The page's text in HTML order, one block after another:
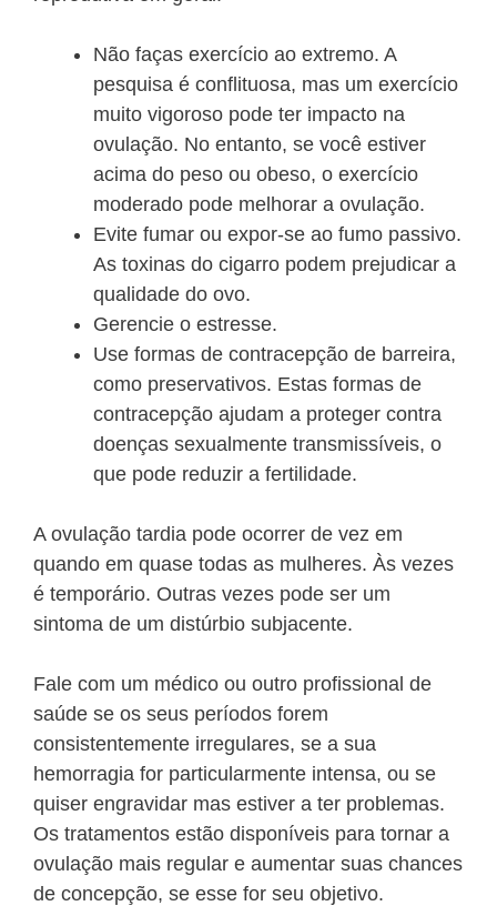
Não faças exercício ao extremo. A
pesquisa é conflituosa, mas um exercício
muito vigoroso pode ter impacto na
ovulação. No entanto, se você estiver
acima do peso ou obeso, o exercício
moderado pode melhorar a ovulação.
Evite fumar ou expor-se ao fumo passivo.
As toxinas do cigarro podem prejudicar a
qualidade do ovo.
Gerencie o estresse.
Use formas de contracepção de barreira,
como preservativos. Estas formas de
contracepção ajudam a proteger contra
doenças sexualmente transmissíveis, o
que pode reduzir a fertilidade.
A ovulação tardia pode ocorrer de vez em
quando em quase todas as mulheres. Às vezes
é temporário. Outras vezes pode ser um
sintoma de um distúrbio subjacente.
Fale com um médico ou outro profissional de
saúde se os seus períodos forem
consistentemente irregulares, se a sua
hemorragia for particularmente intensa, ou se
quiser engravidar mas estiver a ter problemas.
Os tratamentos estão disponíveis para tornar a
ovulação mais regular e aumentar suas chances
de concepção, se esse for seu objetivo.